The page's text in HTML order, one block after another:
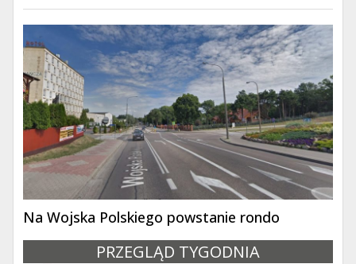
Na Wojska Polskiego powstanie rondo
PRZEGLĄD TYGODNIA